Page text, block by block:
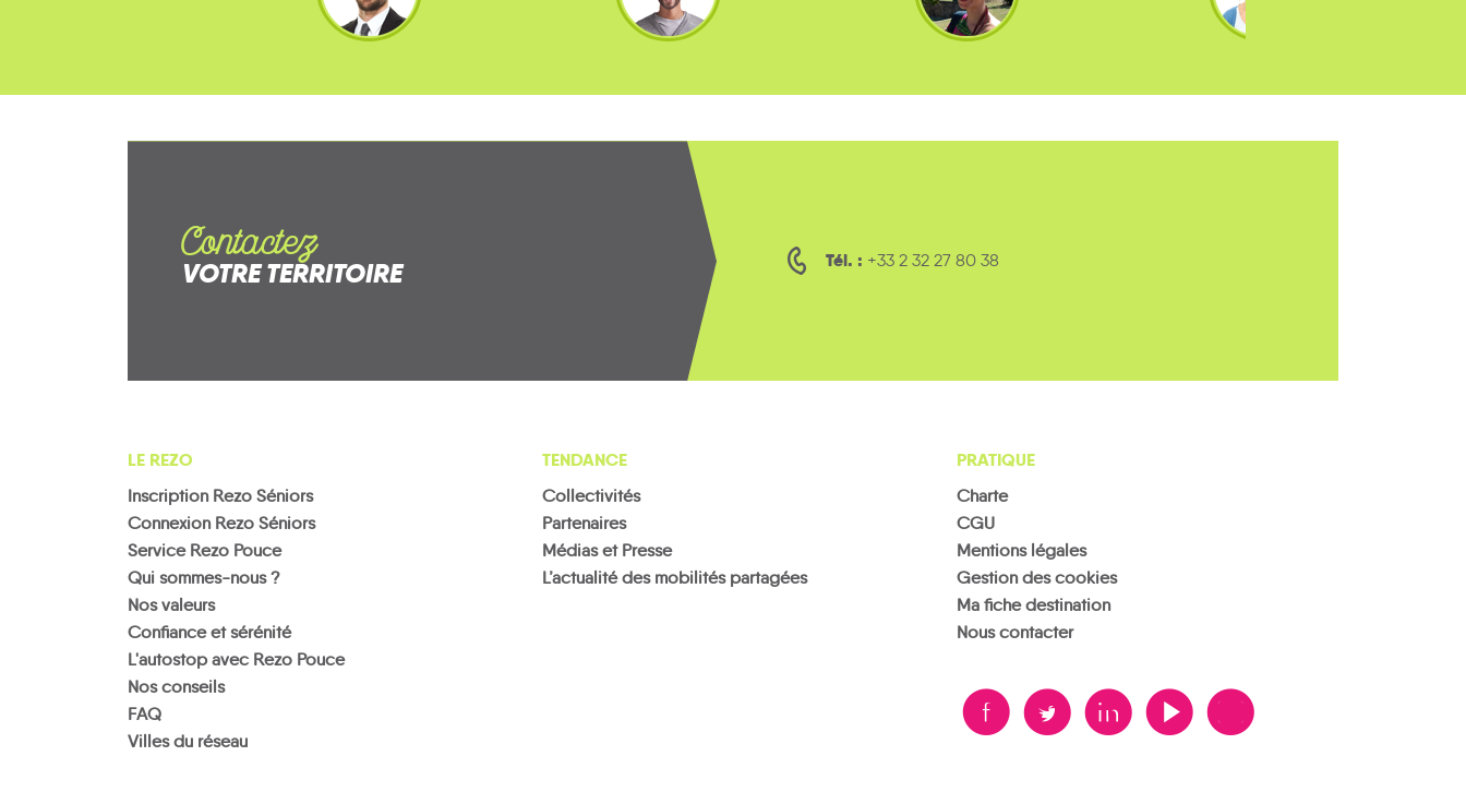
Contactez
VOTRE TERRITOIRE Tél. : +33 2 32 27 80 38
LE REZO
Inscription Rezo Séniors
Connexion Rezo Séniors
Service Rezo Pouce
Qui sommes-nous ?
Nos valeurs
Confiance et sérénité
L'autostop avec Rezo Pouce
Nos conseils
FAQ
Villes du réseau
TENDANCE
Collectivités
Partenaires
Médias et Presse
L’actualité des mobilités partagées
PRATIQUE
Charte
CGU
Mentions légales
Gestion des cookies
Ma fiche destination
Nous contacter
B A D F V